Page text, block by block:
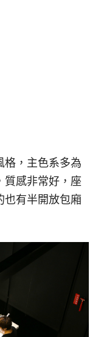
格，主色系多為
質感非常好，座
也有半開放包廂